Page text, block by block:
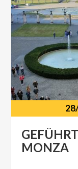
MONZA